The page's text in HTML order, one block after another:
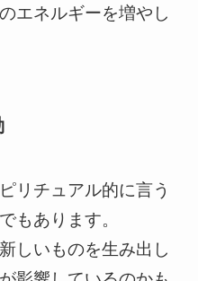
エネルギーを増やし
リチュアル的に言う
でもあります。
しいものを生み出し